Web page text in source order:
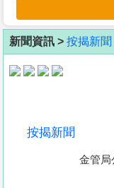
客
地
產
新聞資訊 > 按揭新聞
按揭新聞
金管局